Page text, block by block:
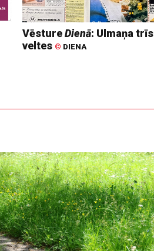
VēstureDienā: Ulmaņa trīs
veltes © DIENA